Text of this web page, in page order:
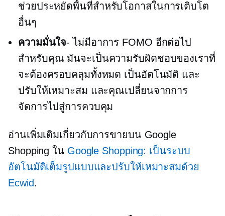
ช่วยประหยัดพื้นที่สำหรับโอกาสในการเติบโต
อื่นๆ
ความมั่นใจ- ไม่มีอาการ FOMO อีกต่อไป
สำหรับคุณ มันจะเป็นความรับผิดชอบของเราที่
จะต้องครอบคลุมทั้งหมด เป็นอัตโนมัติ และ
ปรับให้เหมาะสม และคุณเปลี่ยนจากการ
จัดการไปสู่การควบคุม
อ่านเพิ่มเติมเกี่ยวกับการขายบน Google
Shopping ใน Google Shopping: เป็นระบบ
อัตโนมัติเต็มรูปแบบและปรับให้เหมาะสมด้วย
Ecwid.